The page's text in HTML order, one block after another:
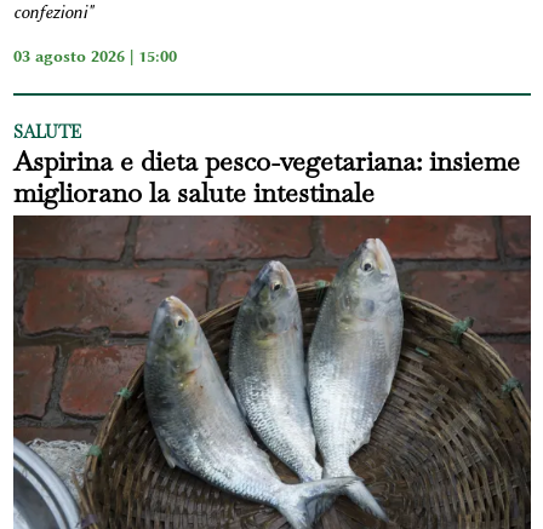
confezioni"
03 agosto 2026 | 15:00
SALUTE
Aspirina e dieta pesco-vegetariana: insieme
migliorano la salute intestinale